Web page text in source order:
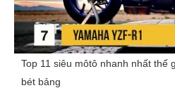
Top 11 siêu môtô nhanh nhất thế
bét bảng